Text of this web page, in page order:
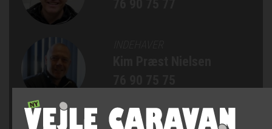
SALGSCHEF, AUTOCAMPERE